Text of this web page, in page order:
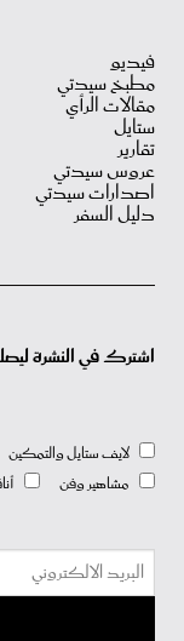
فيديو
مطبخ سيدتي
مقالات الرأي
ستايل
تقارير
عروس سيدتي
اصدارات سيدتي
دليل السفر
اشترك في النشرة
لايف ستايل والتمكين
مشاهير وفن